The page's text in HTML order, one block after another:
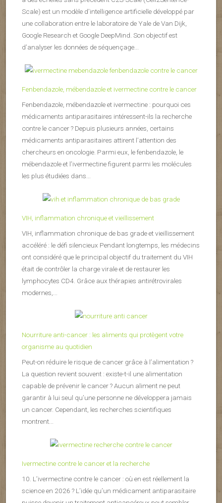
Scale) est un modèle d’intelligence artificielle développé par
une collaboration entre le laboratoire de Yale de Van Dijk,
Google Research et Google DeepMind. Son objectif est
d’analyser les données de séquençage...
Fenbendazole, mébendazole et ivermectine contre le cancer
Fenbendazole, mébendazole et ivermectine : pourquoi ces
médicaments antiparasitaires intéressent-ils la recherche
contre le cancer ? Depuis plusieurs années, certains
médicaments antiparasitaires attirent l’attention des
chercheurs en oncologie. Parmi eux, le fenbendazole, le
mébendazole et l’ivermectine figurent parmi les molécules
les plus étudiées dans...
VIH, inflammation chronique et vieillissement
VIH, inflammation chronique de bas grade et vieillissement
accéléré : le défi silencieux Pendant longtemps, les médecins
ont considéré que le principal objectif du traitement du VIH
était de contrôler la charge virale et de restaurer les
lymphocytes CD4. Grâce aux thérapies antirétrovirales
modernes,...
Nourriture anti-cancer : les aliments qui protègent votre
organisme au quotidien
Peut-on réduire le risque de cancer grâce à l’alimentation ?
La question revient souvent : existe-t-il une alimentation
capable de prévenir le cancer ? Aucun aliment ne peut
garantir à lui seul qu’une personne ne développera jamais
un cancer. Cependant, les recherches scientifiques
montrent...
Ivermectine contre le cancer et la recherche
10. L’ivermectine contre le cancer : où en est réellement la
science en 2026 ? L’idée qu’un médicament antiparasitaire